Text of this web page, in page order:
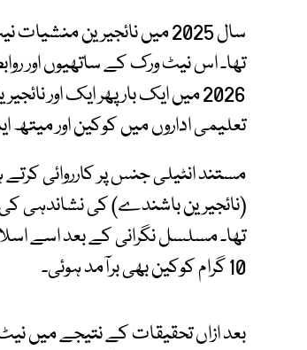
تھا۔ اس نیٹ ورک کے ساتھیوں اور
2026 میں ایک بار پھر ایک اور
تعلیمی اداروں میں کوکین اور
مستند انٹیلی جنس پر کارروائی
(نائجیرین باشندے) کی نشاندہی کی،
تھا۔ مسلسل نگرانی کے بعد اسے
10 گرام کوکین بھی برآمد ہوئی۔
بعد ازاں تحقیقات کے نتیجے میں